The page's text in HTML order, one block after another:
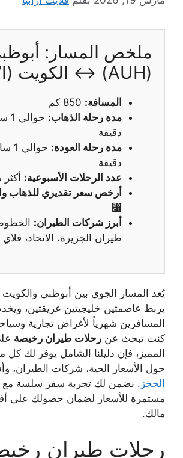
ملخص المسار:
(AUH) ↔ الكويت (KWI)
المسافة:
مدة رحلة الذهاب:
دقيقة
مدة رحلة العودة:
دقيقة
عدد الرحلات الأسبوعية: أكثر من
أرخص سعر تقديري للذهاب
⃁
أبرز شركات الطيران:
طيران الجزيرة، الاتحاد،
يُعد المسار الجوي بين أبوظبي والكويت
يربط عاصمتين خليجيتين عريقتين،
المسافرين شهرياً لأغراض تجارية
كنت تبحث عن رحلات طيران رخيصة
المميز، فإن دليلنا الشامل يوفر لك كل
حول الأسعار الحية، شركات الطيران،
الحجز . نضمن لك تجربة سفر سلسة مع
مستمرة للأسعار لضمان حصولك على
مالك.
رحلات طيران